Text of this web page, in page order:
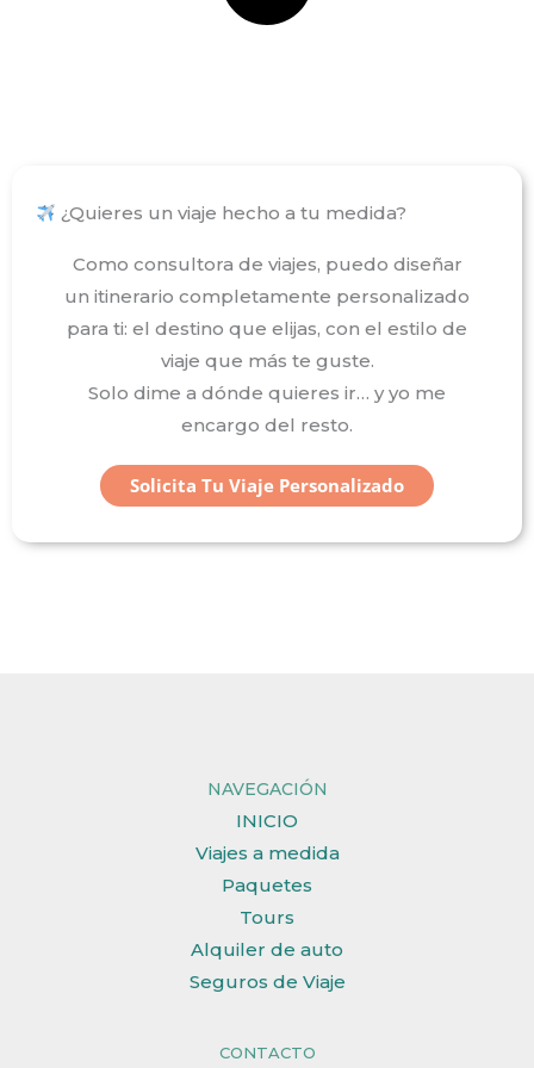
¿Quieres un viaje hecho a tu medida?
Como consultora de viajes, puedo diseñar
un itinerario completamente personalizado
para ti: el destino que elijas, con el estilo de
viaje que más te guste.
Solo dime a dónde quieres ir… y yo me
encargo del resto.
Solicita Tu Viaje Personalizado
NAVEGACIÓN
INICIO
Viajes a medida
Paquetes
Tours
Alquiler de auto
Seguros de Viaje
CONTACTO